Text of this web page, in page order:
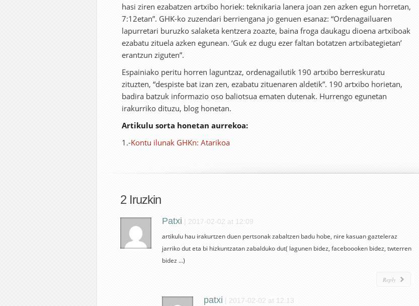
hasi ziren ezabatzen artxibo horiek: teknikaria lanera joan zen azken egun horretan,
7:12etan”. GHK-ko zuzendari berriengana jo genuen esanaz: “Ordenagailuaren
lapurretari buruzko salaketa kentzera zoazte, baina froga daukagu dioena artxiboak
ezabatu zituela azken egunean. ‘Guk ez dugu ezer faltan botatzen artxibategietan’
erantzun ziguten”.
Espainiako peritu horren laguntzaz, ordenagailutik 190 artxibo berreskuratu
zituzten, “despiste bat izan zen, ezabatu zituenaren aldetik”. 190 artxibo horietan,
badira batzuk informazio oso baliotsua ematen dutenak. Hurrengo egunetan
irakurriko dituzu, blog honetan.
Artikulu sorta honetan aurrekoa:
1.-Kontu ilunak GHKn: Atarikoa
2 Iruzkin
Patxi | 2017-02-02 at 12:09
artikulu hau irakurtzen duen pertsonak zabaltzen badu hobe, nire kasuan gazteleraz
jarriko dut eta bi hizkuntzatan zabalduko dut( lagunen bidez, faceboooken bidez, twterren
bidez …)
Reply
patxi 2017-02-02 at 12:13